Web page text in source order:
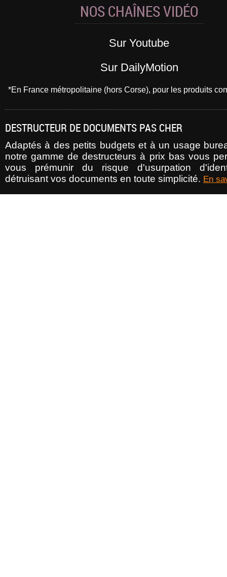
NOS CHAÎNES VIDÉO
Sur Youtube
Sur DailyMotion
*En France métropolitaine (hors Corse), pour les produits
DESTRUCTEUR DE DOCUMENTS PAS CHER
Adaptés à des petits budgets et à un usage
notre gamme de destructeurs à prix bas vous
vous prémunir du risque d'usurpation
détruisant vos documents en toute simplicité. En